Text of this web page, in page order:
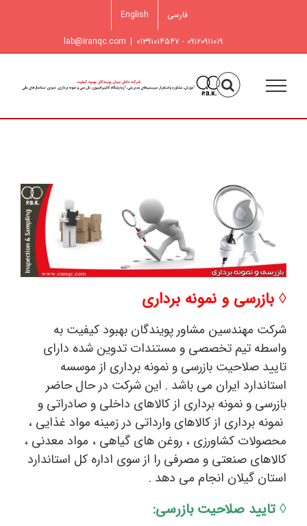
فارسی English
۰۹۱۲۰۹۱۱۰۱۹ - ۰۱۳۹۱۰۱۴۵۴۷ |
lab@iranqc.com
◊ بازرسی و نمونه برداری
شرکت مهندسین مشاور پویندگان بهبود کیفیت به
واسطه تیم تخصصی و مستندات تدوین شده دارای
تایید صلاحیت بازرسی و نمونه برداری از موسسه
استاندارد ایران می باشد . این شرکت در حال حاضر
بازرسی و نمونه برداری از کالاهای داخلی و صادراتی و
نمونه برداری از کالاهای وارداتی در زمینه مواد غذایی ،
محصولات کشاورزی ، روغن های گیاهی ، مواد معدنی ،
کالاهای صنعتی و مصرفی را از سوی اداره کل استاندارد
استان گیلان انجام می دهد .
◊ تایید صلاحیت بازرسی: